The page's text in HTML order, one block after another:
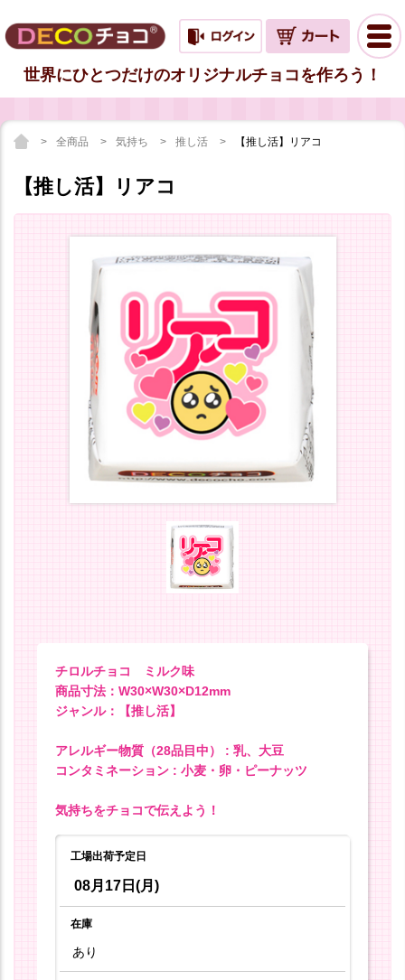
世界にひとつだけのオリジナルチョコを作ろう！
全商品 気持ち 推し活 【推し活】リアコ
【推し活】リアコ
チロルチョコ ミルク味
商品寸法：W30×W30×D12mm
ジャンル：【推し活】
アレルギー物質（28品目中） : 乳、大豆
コンタミネーション : 小麦・卵・ピーナッツ
気持ちをチョコで伝えよう！
工場出荷予定日
08月17日(月)
在庫
あり